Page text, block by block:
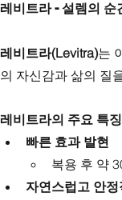
레비트라 - 설렘의 순
레비트라(Levitra)는
의 자신감과 삶의 질
레비트라의 주요 특
빠른 효과 발현
복용 후 약
자연스럽고 안정